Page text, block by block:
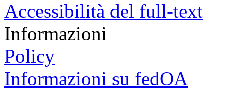
Accessibilità del full-text
Informazioni
Policy
Informazioni su fedOA